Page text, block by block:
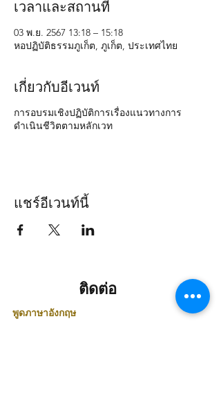
เวลาและสถานที่
03 พ.ย. 2567 13:18 – 15:18
หอปฏิบัติธรรมภูเก็ต, ภูเก็ต, ประเทศไทย
เกี่ยวกับอีเวนท์
การอบรมเชิงปฏิบัติการเรื่องแนวทางการ
ดำเนินชีวิตตามหลักเวท
แชร์อีเวนท์นี้
ติดต่อ
พูดภาษาอังกฤษ